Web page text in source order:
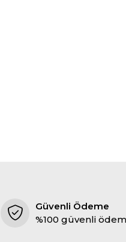
Güvenli Ödeme
%100 güvenli